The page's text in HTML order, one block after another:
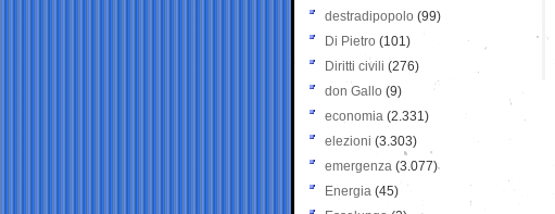
destradipopolo (99)
Di Pietro (101)
Diritti civili (276)
don Gallo (9)
economia (2.331)
elezioni (3.303)
emergenza (3.077)
Energia (45)